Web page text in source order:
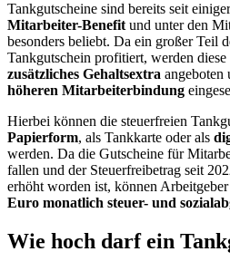
Tankgutscheine sind bereits seit
Mitarbeiter-Benefit und unter den
besonders beliebt. Da ein großer Teil
Tankgutschein profitiert, werden
zusätzliches Gehaltsextra angeboten
höheren Mitarbeiterbindung
Hierbei können die steuerfreien
Papierform, als Tankkarte oder als
werden. Da die Gutscheine für
fallen und der Steuerfreibetrag seit
erhöht worden ist, können
Euro monatlich steuer- und
Wie hoch darf ein